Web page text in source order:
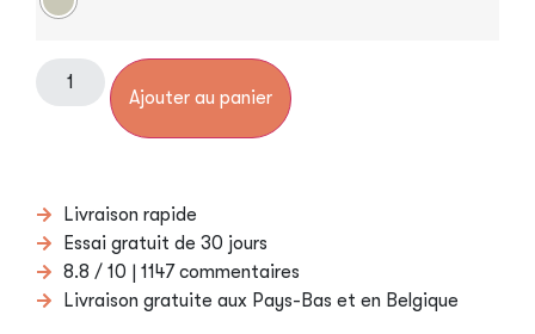
Ajouter au panier
Livraison rapide
Essai gratuit de 30 jours
8.8 / 10 | 1147 commentaires
Livraison gratuite aux Pays-Bas et en Belgique